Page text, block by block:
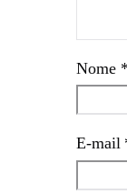
Nome *
E-mail